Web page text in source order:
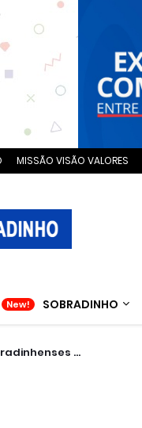
MISSÃO VISÃO VALORES
SOBRADINHO
...